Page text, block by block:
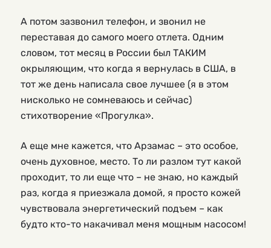
А потом зазвонил телефон, и звонил не
переставая до самого моего отлета. Одним
словом, тот месяц в России был ТАКИМ
окрыляющим, что когда я вернулась в США, в
тот же день написала свое лучшее (я в этом
нисколько не сомневаюсь и сейчас)
стихотворение «Прогулка».
А еще мне кажется, что Арзамас – это особое,
очень духовное, место. То ли разлом тут какой
проходит, то ли еще что – не знаю, но каждый
раз, когда я приезжала домой, я просто кожей
чувствовала энергетический подъем – как
будто кто-то накачивал меня мощным насосом!